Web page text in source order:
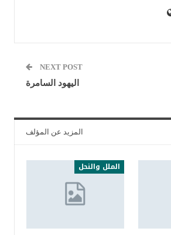
NEXT POST
اليهود السامرة
المزيد عن المؤلف
الملل والنحل